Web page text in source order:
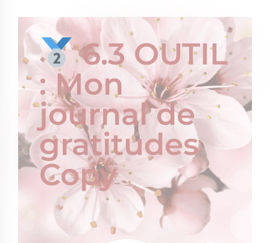
6.3 OUTIL
: Mon
journal de
gratitudes
Copy